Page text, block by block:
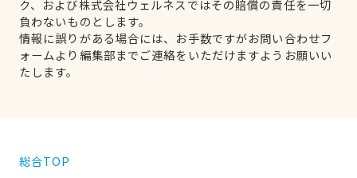
ク、および株式会社ウェルネスではその賠償の責任を一切
負わないものとします。
情報に誤りがある場合には、お手数ですがお問い合わせフ
ォームより編集部までご連絡をいただけますようお願いい
たします。
総合TOP